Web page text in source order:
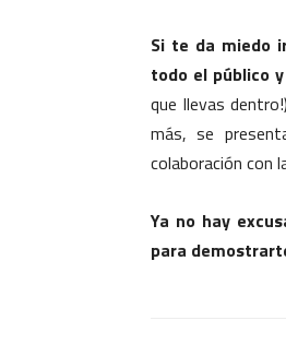
Si te da miedo
todo el público
que llevas
más, se
colaboración con
Ya no hay
para